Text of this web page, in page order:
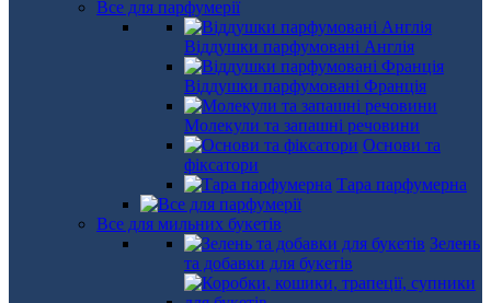
Все для парфумерії
Віддушки парфумовані Англія
Віддушки парфумовані Франція
Молекули та запашні речовини
Основи та
фіксатори
Тара парфумерна
Все для мильних букетів
Зелень
та добавки для букетів